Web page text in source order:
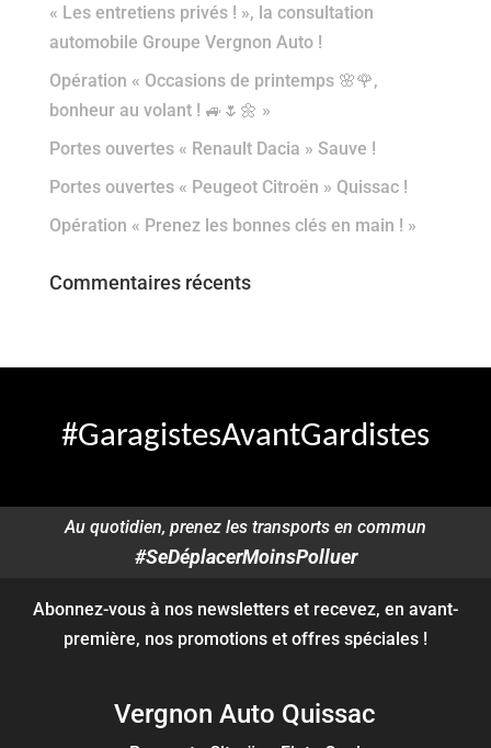
« Les entretiens privés ! », la consultation
automobile Groupe Vergnon Auto !
Opération « Occasions de printemps 🌸🌹,
bonheur au volant ! 🚙🌷🌼 »
Portes ouvertes « Renault Dacia » Sauve !
Portes ouvertes « Peugeot Citroën » Quissac !
Opération « Prenez les bonnes clés en main ! »
Commentaires récents
#GaragistesAvantGardistes
Au quotidien, prenez les transports en commun
#SeDéplacerMoinsPolluer
Abonnez-vous à nos newsletters et recevez, en avant-
première, nos promotions et offres spéciales !
Vergnon Auto Quissac